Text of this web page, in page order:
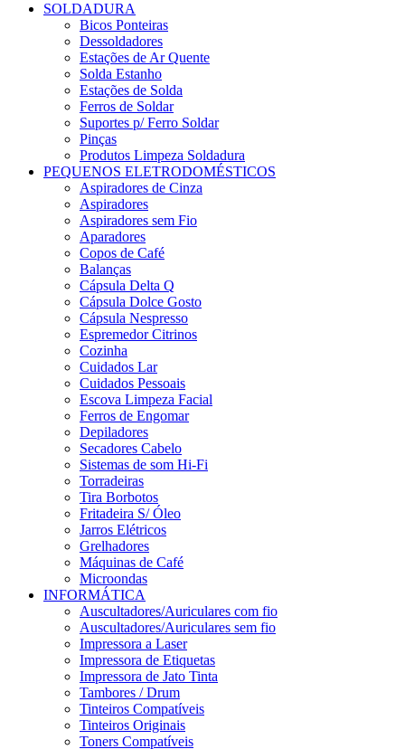
SOLDADURA
Bicos Ponteiras
Dessoldadores
Estações de Ar Quente
Solda Estanho
Estações de Solda
Ferros de Soldar
Suportes p/ Ferro Soldar
Pinças
Produtos Limpeza Soldadura
PEQUENOS ELETRODOMÉSTICOS
Aspiradores de Cinza
Aspiradores
Aspiradores sem Fio
Aparadores
Copos de Café
Balanças
Cápsula Delta Q
Cápsula Dolce Gosto
Cápsula Nespresso
Espremedor Citrinos
Cozinha
Cuidados Lar
Cuidados Pessoais
Escova Limpeza Facial
Ferros de Engomar
Depiladores
Secadores Cabelo
Sistemas de som Hi-Fi
Torradeiras
Tira Borbotos
Fritadeira S/ Óleo
Jarros Elétricos
Grelhadores
Máquinas de Café
Microondas
INFORMÁTICA
Auscultadores/Auriculares com fio
Auscultadores/Auriculares sem fio
Impressora a Laser
Impressora de Etiquetas
Impressora de Jato Tinta
Tambores / Drum
Tinteiros Compatíveis
Tinteiros Originais
Toners Compatíveis